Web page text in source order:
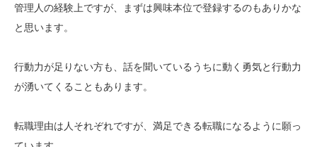
管理人の経験上ですが、まずは興味本位で登録するのもありかな
と思います。
行動力が足りない方も、話を聞いているうちに動く勇気と行動力
が湧いてくることもあります。
転職理由は人それぞれですが、満足できる転職になるように願っ